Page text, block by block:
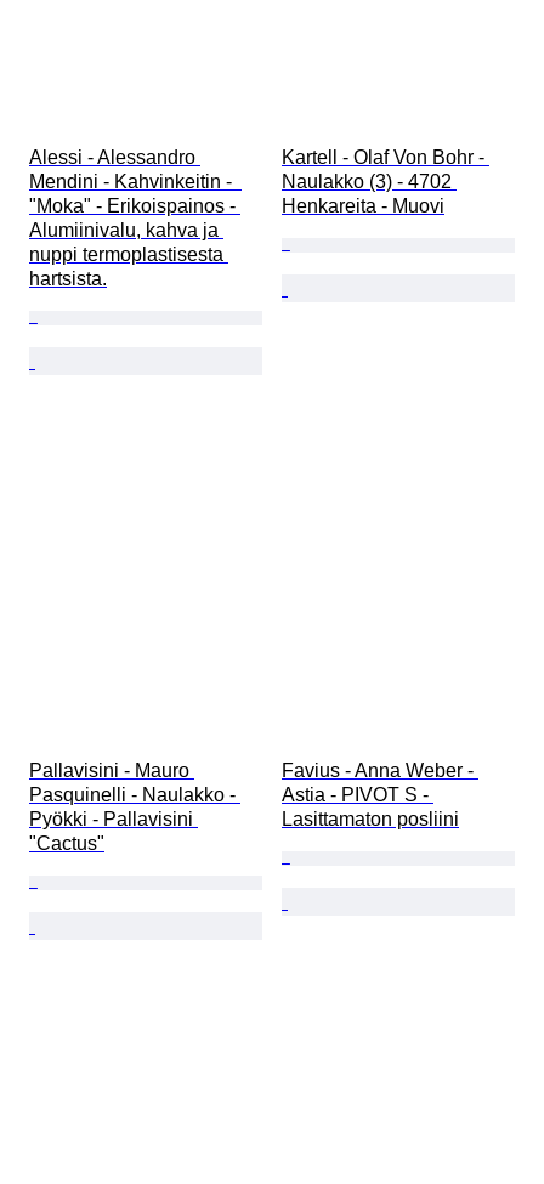
Alessi - Alessandro
Mendini - Kahvinkeitin -
"Moka" - Erikoispainos -
Alumiinivalu, kahva ja
nuppi termoplastisesta
hartsista.
Kartell - Olaf Von Bohr -
Naulakko (3) - 4702
Henkareita - Muovi
Pallavisini - Mauro
Pasquinelli - Naulakko -
Pyökki - Pallavisini
"Cactus"
Favius - Anna Weber -
Astia - PIVOT S -
Lasittamaton posliini